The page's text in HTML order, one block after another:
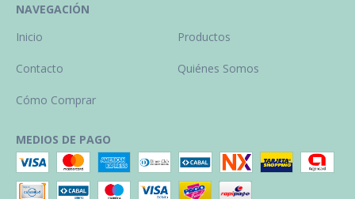
NAVEGACIÓN
Inicio
Productos
Contacto Quiénes Somos
Cómo Comprar
MEDIOS DE PAGO